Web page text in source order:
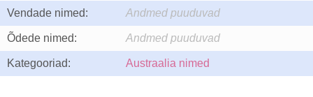
Vendade nimed: Andmed puuduvad
Õdede nimed: Andmed puuduvad
Kategooriad: Austraalia nimed